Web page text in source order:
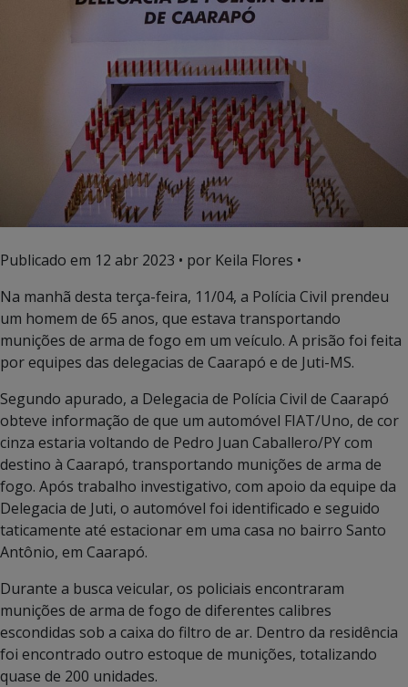
Publicado em 12 abr 2023 • por Keila Flores •
Na manhã desta terça-feira, 11/04, a Polícia Civil prendeu
um homem de 65 anos, que estava transportando
munições de arma de fogo em um veículo. A prisão foi feita
por equipes das delegacias de Caarapó e de Juti-MS.
Segundo apurado, a Delegacia de Polícia Civil de Caarapó
obteve informação de que um automóvel FIAT/Uno, de cor
cinza estaria voltando de Pedro Juan Caballero/PY com
destino à Caarapó, transportando munições de arma de
fogo. Após trabalho investigativo, com apoio da equipe da
Delegacia de Juti, o automóvel foi identificado e seguido
taticamente até estacionar em uma casa no bairro Santo
Antônio, em Caarapó.
Durante a busca veicular, os policiais encontraram
munições de arma de fogo de diferentes calibres
escondidas sob a caixa do filtro de ar. Dentro da residência
foi encontrado outro estoque de munições, totalizando
quase de 200 unidades.